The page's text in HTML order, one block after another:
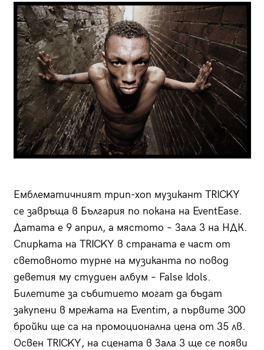
Емблематичният трип-хоп музикант TRICKY
се завръща в България по покана на EventEase.
Датата е 9 април, а мястото – Зала 3 на НДК.
Спирката на TRICKY в страната е част от
световното турне на музиканта по повод
деветия му студиен албум – False Idols.
Билетите за събитието могат да бъдат
закупени в мрежата на Eventim, а първите 300
бройки ще са на промоционална цена от 35 лв.
Oсвен TRICKY, на сцената в Зала 3 ще се появи